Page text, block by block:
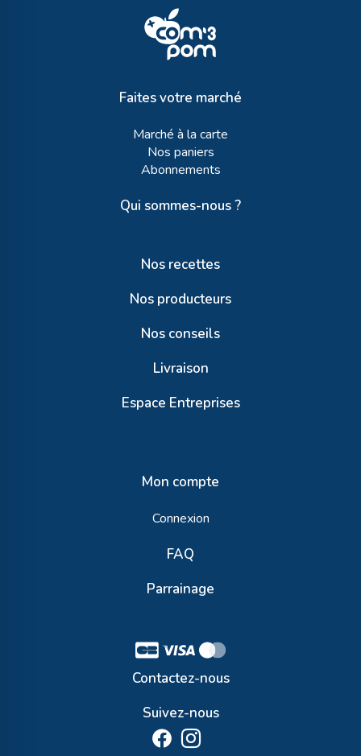
Faites votre marché
Marché à la carte
Nos paniers
Abonnements
Qui sommes-nous ?
Nos recettes
Nos producteurs
Nos conseils
Livraison
Espace Entreprises
Mon compte
Connexion
FAQ
Parrainage
Contactez-nous
Suivez-nous